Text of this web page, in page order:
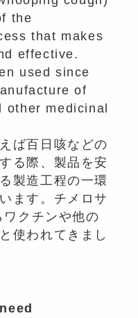
the
that makes
effective.
used since
of
other medicinal
ば百日咳などの
る際、製品を安
製造工程の一環
ます。チメロサ
クチンや他の
使われてきまし